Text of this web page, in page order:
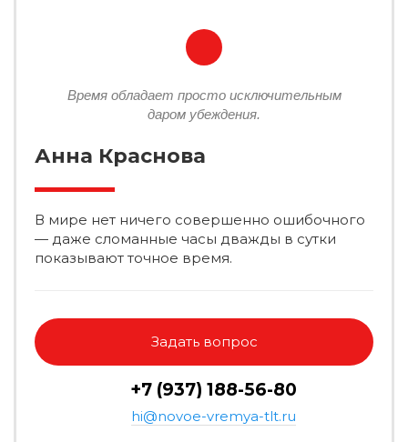
Время обладает просто исключительным
даром убеждения.
Анна Краснова
В мире нет ничего совершенно ошибочного
— даже сломанные часы дважды в сутки
показывают точное время.
Задать вопрос
+7 (937) 188-56-80
hi@novoe-vremya-tlt.ru